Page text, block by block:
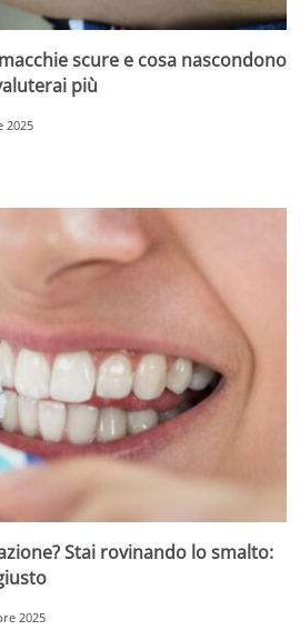
scure e cosa nascondono
più
2025
Stai rovinando lo smalto:
2025